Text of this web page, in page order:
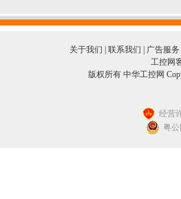
关于我们 联系我们 广告服务
工控网
版权所有 中华工控网
经营
粤公